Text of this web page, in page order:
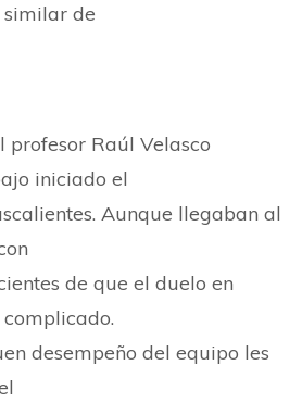
de
profesor Raúl Velasco
iniciado el
Aunque llegaban al
de que el duelo en
desempeño del equipo les